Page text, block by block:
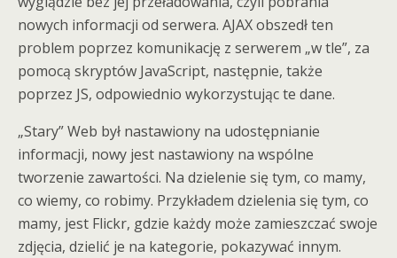
nowych informacji od serwera. AJAX obszedł ten
problem poprzez komunikację z serwerem „w tle”, za
pomocą skryptów JavaScript, następnie, także
poprzez JS, odpowiednio wykorzystując te dane.
„Stary” Web był nastawiony na udostępnianie
informacji, nowy jest nastawiony na wspólne
tworzenie zawartości. Na dzielenie się tym, co mamy,
co wiemy, co robimy. Przykładem dzielenia się tym, co
mamy, jest Flickr, gdzie każdy może zamieszczać swoje
zdjęcia, dzielić je na kategorie, pokazywać innym.